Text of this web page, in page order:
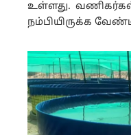
உள்ளது.
நம்பியிருக்க